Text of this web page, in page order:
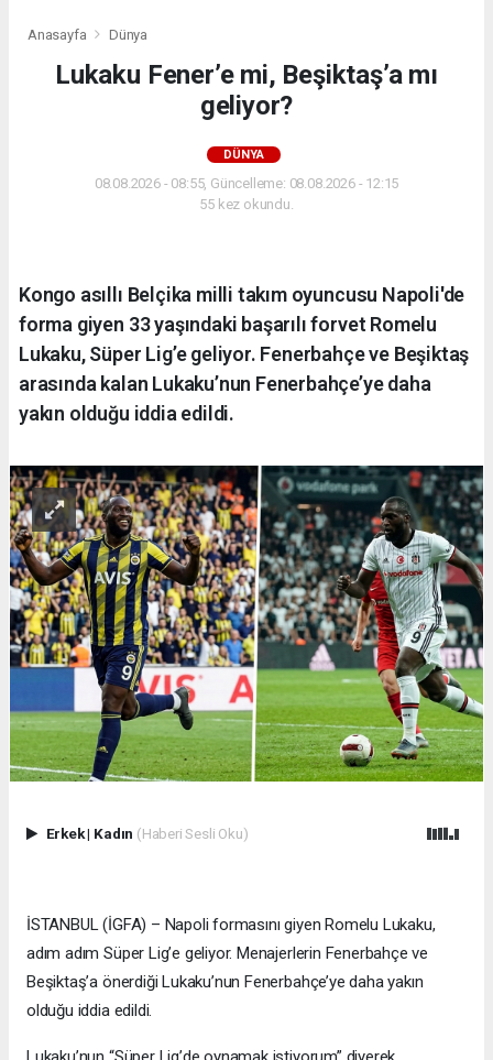
Anasayfa Dünya
Lukaku Fener’e mi, Beşiktaş’a mı
geliyor?
DÜNYA
08.08.2026 - 08:55, Güncelleme: 08.08.2026 - 12:15
55 kez okundu.
Kongo asıllı Belçika milli takım oyuncusu Napoli'de
forma giyen 33 yaşındaki başarılı forvet Romelu
Lukaku, Süper Lig’e geliyor. Fenerbahçe ve Beşiktaş
arasında kalan Lukaku’nun Fenerbahçe’ye daha
yakın olduğu iddia edildi.
Erkek| Kadın (Haberi Sesli Oku)
İSTANBUL (İGFA) – Napoli formasını giyen Romelu Lukaku,
adım adım Süper Lig’e geliyor. Menajerlerin Fenerbahçe ve
Beşiktaş’a önerdiği Lukaku’nun Fenerbahçe’ye daha yakın
olduğu iddia edildi.